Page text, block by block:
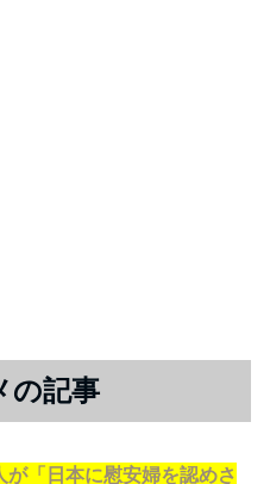
の記事
が「日本に慰安婦を認めさ